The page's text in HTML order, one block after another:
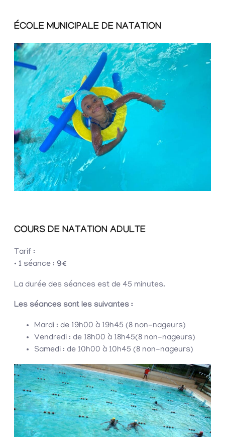
ÉCOLE MUNICIPALE DE NATATION
COURS DE NATATION ADULTE
Tarif :
• 1 séance : 9€
La durée des séances est de 45 minutes.
Les séances sont les suivantes :
Mardi : de 19h00 à 19h45 (8 non-nageurs)
Vendredi : de 18h00 à 18h45(8 non-nageurs)
Samedi : de 10h00 à 10h45 (8 non-nageurs)